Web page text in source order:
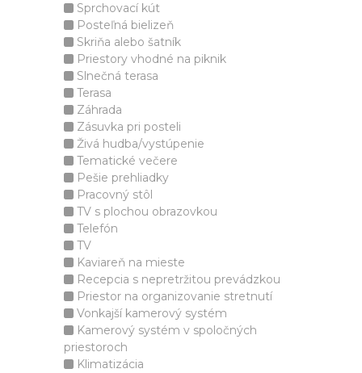
Sprchovací kút
Posteľná bielizeň
Skriňa alebo šatník
Priestory vhodné na piknik
Slnečná terasa
Terasa
Záhrada
Zásuvka pri posteli
Živá hudba/vystúpenie
Tematické večere
Pešie prehliadky
Pracovný stôl
TV s plochou obrazovkou
Telefón
TV
Kaviareň na mieste
Recepcia s nepretržitou prevádzkou
Priestor na organizovanie stretnutí
Vonkajší kamerový systém
Kamerový systém v spoločných
priestoroch
Klimatizácia